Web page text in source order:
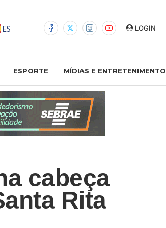
ES LOGIN
ESPORTE MÍDIAS E ENTRETENIMENTO
cabeça
Rita